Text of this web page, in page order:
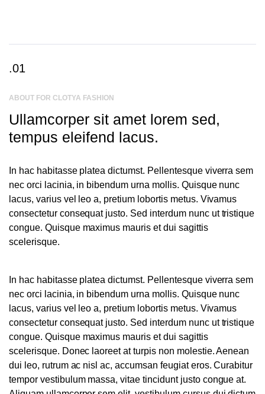
.01
ABOUT FOR CLOTYA FASHION
Ullamcorper sit amet lorem sed,
tempus eleifend lacus.
In hac habitasse platea dictumst. Pellentesque viverra sem
nec orci lacinia, in bibendum urna mollis. Quisque nunc
lacus, varius vel leo a, pretium lobortis metus. Vivamus
consectetur consequat justo. Sed interdum nunc ut tristique
congue. Quisque maximus mauris et dui sagittis
scelerisque.
In hac habitasse platea dictumst. Pellentesque viverra sem
nec orci lacinia, in bibendum urna mollis. Quisque nunc
lacus, varius vel leo a, pretium lobortis metus. Vivamus
consectetur consequat justo. Sed interdum nunc ut tristique
congue. Quisque maximus mauris et dui sagittis
scelerisque. Donec laoreet at turpis non molestie. Aenean
dui leo, rutrum ac nisl ac, accumsan feugiat eros. Curabitur
tempor vestibulum massa, vitae tincidunt justo congue at.